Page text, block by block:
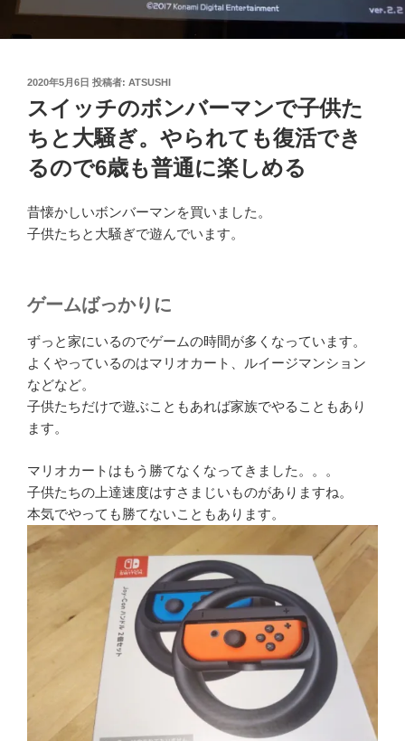
投
日:
2020年5月6日 投稿者: ATSUSHI
スイッチのボンバーマンで子供た
ちと大騒ぎ。やられても復活でき
るので6歳も普通に楽しめる
昔懐かしいボンバーマンを買いました。
子供たちと大騒ぎで遊んでいます。
ゲームばっかりに
ずっと家にいるのでゲームの時間が多くなっています。
よくやっているのはマリオカート、ルイージマンション
などなど。
子供たちだけで遊ぶこともあれば家族でやることもあり
ます。
マリオカートはもう勝てなくなってきました。。。
子供たちの上達速度はすさまじいものがありますね。
本気でやっても勝てないこともあります。